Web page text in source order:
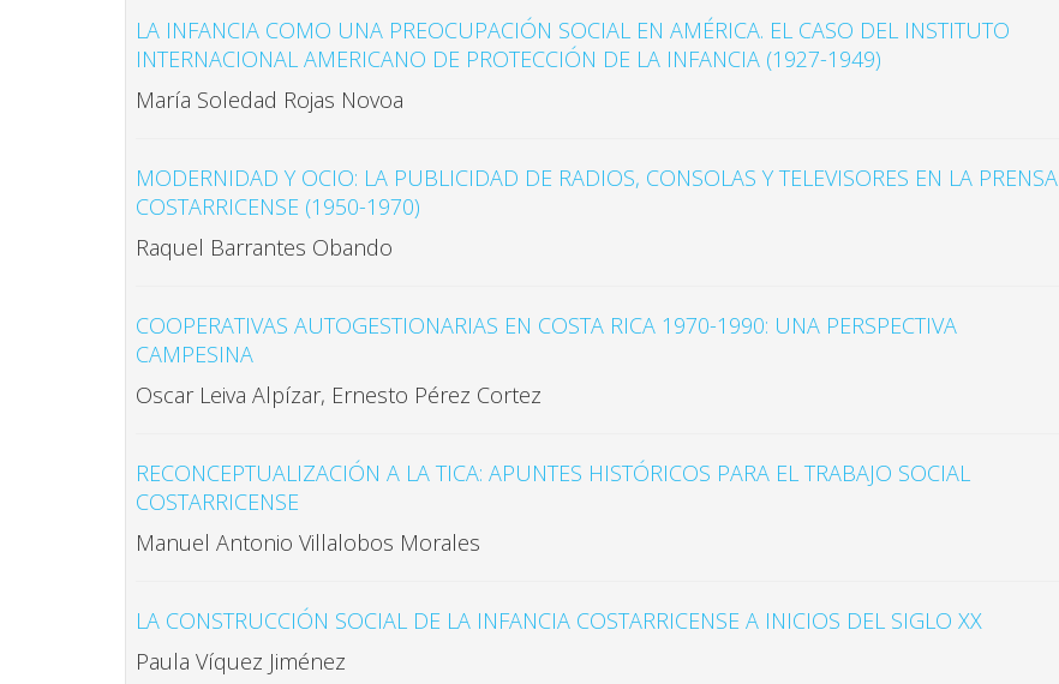
LA INFANCIA COMO UNA PREOCUPACIÓN SOCIAL EN AMÉRICA. EL CASO DEL INSTITUTO
INTERNACIONAL AMERICANO DE PROTECCIÓN DE LA INFANCIA (1927-1949)
María Soledad Rojas Novoa
MODERNIDAD Y OCIO: LA PUBLICIDAD DE RADIOS, CONSOLAS Y TELEVISORES EN LA PRENSA
COSTARRICENSE (1950-1970)
Raquel Barrantes Obando
COOPERATIVAS AUTOGESTIONARIAS EN COSTA RICA 1970-1990: UNA PERSPECTIVA
CAMPESINA
Oscar Leiva Alpízar, Ernesto Pérez Cortez
RECONCEPTUALIZACIÓN A LA TICA: APUNTES HISTÓRICOS PARA EL TRABAJO SOCIAL
COSTARRICENSE
Manuel Antonio Villalobos Morales
LA CONSTRUCCIÓN SOCIAL DE LA INFANCIA COSTARRICENSE A INICIOS DEL SIGLO XX
Paula Víquez Jiménez